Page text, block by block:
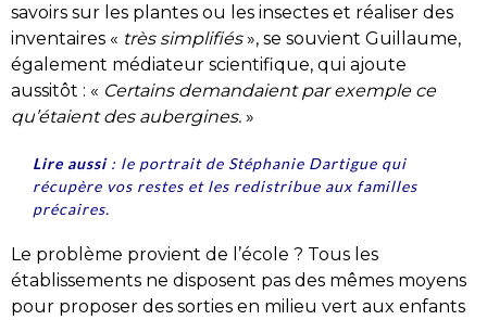
savoirs sur les plantes ou les insectes et réaliser des
inventaires « très simplifiés», se souvient Guillaume,
également médiateur scientifique, qui ajoute
aussitôt : « Certains demandaient par exemple ce
qu’étaient des aubergines. »
Lire aussi: le portrait de Stéphanie Dartigue qui
récupère vos restes et les redistribue aux familles
précaires.
Le problème provient de l’école ? Tous les
établissements ne disposent pas des mêmes moyens
pour proposer des sorties en milieu vert aux enfants